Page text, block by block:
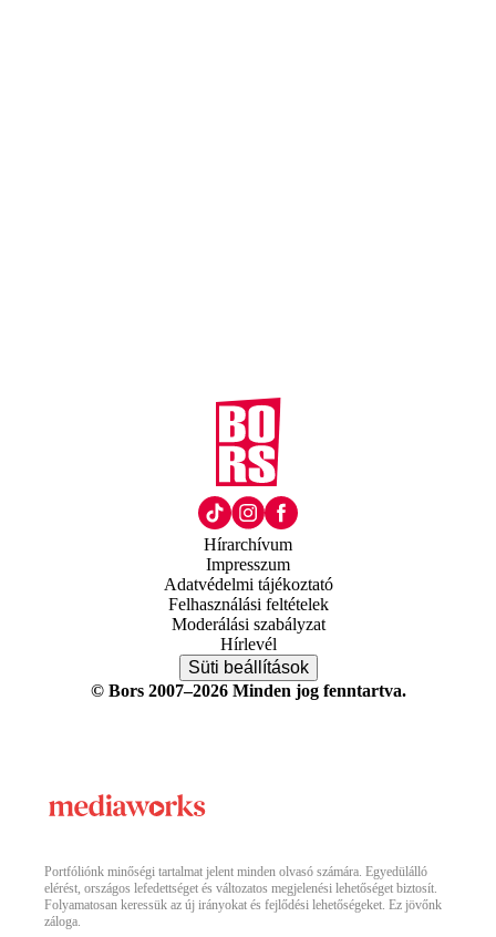
Hírarchívum
Impresszum
Adatvédelmi tájékoztató
Felhasználási feltételek
Moderálási szabályzat
Hírlevél
Süti beállítások
© Bors 2007–2026 Minden jog fenntartva.
Portfóliónk minőségi tartalmat jelent minden olvasó számára. Egyedülálló
elérést, országos lefedettséget és változatos megjelenési lehetőséget biztosít.
Folyamatosan keressük az új irányokat és fejlődési lehetőségeket. Ez jövőnk
záloga.